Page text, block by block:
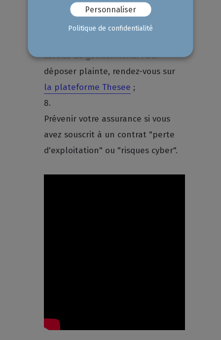
sur l'attaque auprès de l'ensemble
des utilisateurs.
service de gendarmerie. Pour
déposer plainte, rendez-vous sur
la plateforme Thesee ;
Prévenir votre assurance si vous
avez souscrit à un contrat "perte
d'exploitation" ou "risques cyber".
Personnaliser
Politique de confidentialité